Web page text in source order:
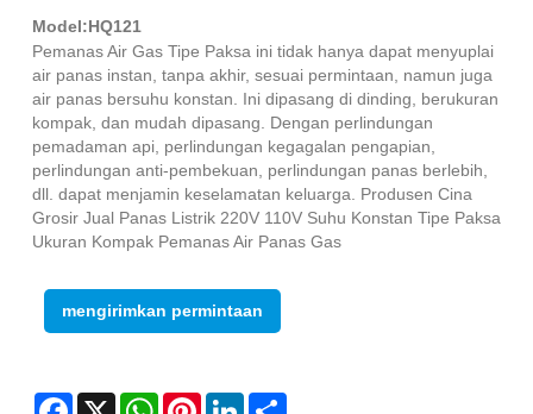
Model:HQ121
Pemanas Air Gas Tipe Paksa ini tidak hanya dapat menyuplai
air panas instan, tanpa akhir, sesuai permintaan, namun juga
air panas bersuhu konstan. Ini dipasang di dinding, berukuran
kompak, dan mudah dipasang. Dengan perlindungan
pemadaman api, perlindungan kegagalan pengapian,
perlindungan anti-pembekuan, perlindungan panas berlebih,
dll. dapat menjamin keselamatan keluarga. Produsen Cina
Grosir Jual Panas Listrik 220V 110V Suhu Konstan Tipe Paksa
Ukuran Kompak Pemanas Air Panas Gas
mengirimkan permintaan
Facebook
X WhatsAppPinterestLinkedIn